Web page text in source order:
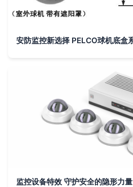
监控设备特效 守护安全的隐形力量